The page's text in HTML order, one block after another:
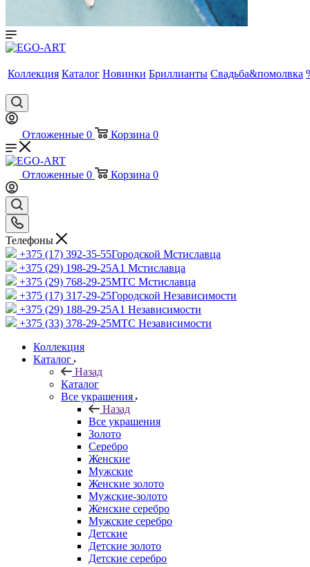
Коллекция Каталог Новинки Бриллианты Свадьба&помолвка
Отложенные 0 Корзина 0
Отложенные 0 Корзина 0
Телефоны
+375 (17) 392-35-55Городской Мстиславца
+375 (29) 198-29-25A1 Мстиславца
+375 (29) 768-29-25МТС Мстиславца
+375 (17) 317-29-25Городской Независимости
+375 (29) 188-29-25A1 Независимости
+375 (33) 378-29-25МТС Независимости
Коллекция
Каталог
Назад
Каталог
Все украшения
Назад
Все украшения
Золото
Серебро
Женские
Мужские
Женские золото
Мужские-золото
Женские серебро
Мужские серебро
Детские
Детские золото
Детские серебро